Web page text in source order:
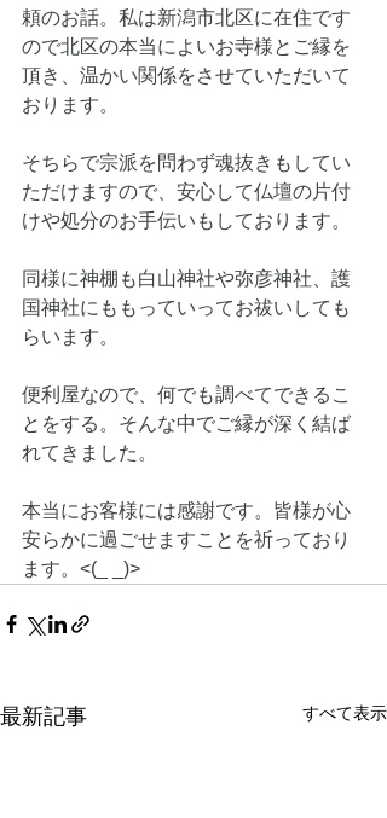
頼のお話。私は新潟市北区に在住です
ので北区の本当によいお寺様とご縁を
頂き、温かい関係をさせていただいて
おります。
そちらで宗派を問わず魂抜きもしてい
ただけますので、安心して仏壇の片付
けや処分のお手伝いもしております。
同様に神棚も白山神社や弥彦神社、護
国神社にももっていってお祓いしても
らいます。
便利屋なので、何でも調べてできるこ
とをする。そんな中でご縁が深く結ば
れてきました。
本当にお客様には感謝です。皆様が心
安らかに過ごせますことを祈っており
ます。<(_ _)>
最新記事 すべて表示